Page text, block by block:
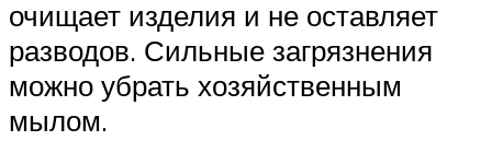
очищает изделия и не оставляет
разводов. Сильные загрязнения
можно убрать хозяйственным
мылом.